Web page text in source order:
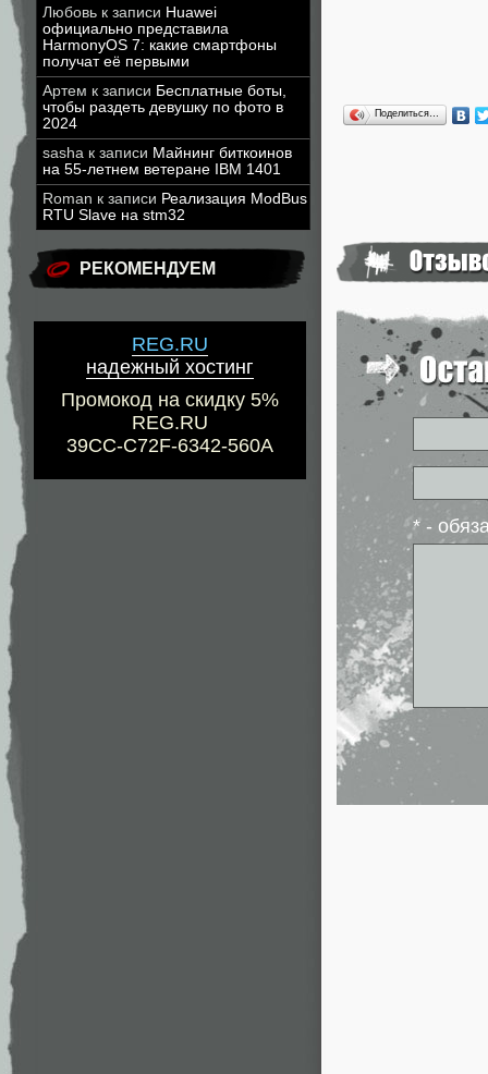
Любовь к записи Huawei
официально представила
HarmonyOS 7: какие смартфоны
получат её первыми
Артем к записи Бесплатные боты,
чтобы раздеть девушку по фото в
2024
sasha к записи Майнинг биткоинов
на 55-летнем ветеране IBM 1401
Roman к записи Реализация ModBus
RTU Slave на stm32
РЕКОМЕНДУЕМ
REG.RU
надежный хостинг
Промокод на скидку 5%
REG.RU
39CC-C72F-6342-560A
Поделиться…
* -